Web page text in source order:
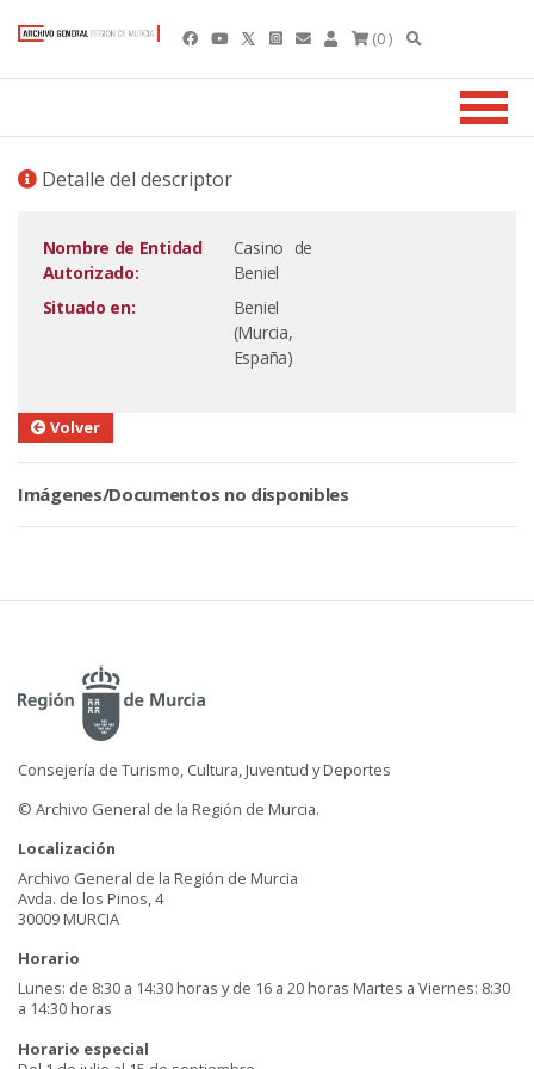
(0 )
Detalle del descriptor
Nombre de Entidad
Autorizado:
Casino de
Beniel
Situado en:
Beniel
(Murcia,
España)
Volver
Imágenes/Documentos no disponibles
Consejería de Turismo, Cultura, Juventud y Deportes
© Archivo General de la Región de Murcia.
Localización
Archivo General de la Región de Murcia
Avda. de los Pinos, 4
30009 MURCIA
Horario
Lunes: de 8:30 a 14:30 horas y de 16 a 20 horas Martes a Viernes: 8:30
a 14:30 horas
Horario especial